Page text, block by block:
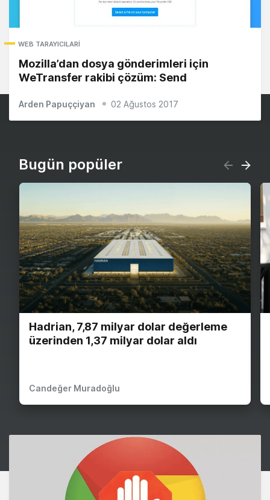
WEB TARAYICILARI
Mozilla’dan dosya gönderimleri için
WeTransfer rakibi çözüm: Send
Arden Papuççiyan 02 Ağustos 2017
Bugün popüler
Hadrian, 7,87 milyar dolar değerleme
üzerinden 1,37 milyar dolar aldı
Candeğer Muradoğlu